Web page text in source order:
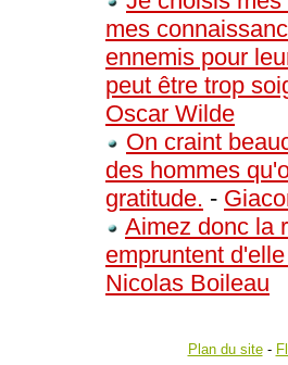
mes
ennemis pour
peut être trop
Oscar Wilde
On craint
des hommes
gratitude. -
Aimez donc la
empruntent
Nicolas Boileau
Plan du site-